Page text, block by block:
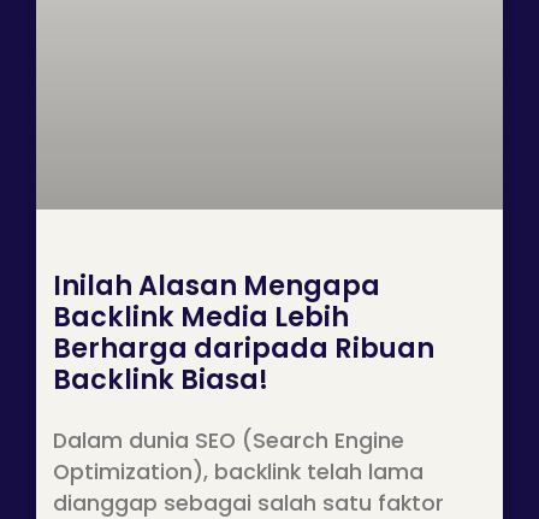
Inilah Alasan Mengapa
Backlink Media Lebih
Berharga daripada Ribuan
Backlink Biasa!
Dalam dunia SEO (Search Engine
Optimization), backlink telah lama
dianggap sebagai salah satu faktor